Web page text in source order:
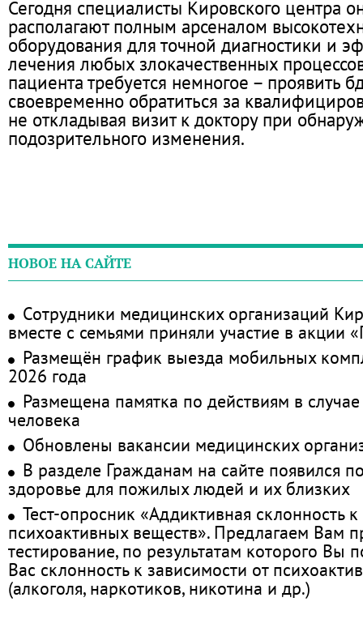
Сегодня специалисты Кировского центра
располагают полным арсеналом
оборудования для точной диагностики и
лечения любых злокачественных
пациента требуется немногое – проявить
своевременно обратиться за
не откладывая визит к доктору при
подозрительного изменения.
НОВОЕ НА САЙТЕ
Сотрудники медицинских организаций
вместе с семьями приняли участие в акции
Размещён график выезда мобильных
2026 года
Размещена памятка по действиям в
человека
Обновлены вакансии медицинских
В разделе Гражданам на сайте появился
здоровье для пожилых людей и их близких
Тест-опросник «Аддиктивная склонность
психоактивных веществ». Предлагаем Вам
тестирование, по результатам которого Вы
Вас склонность к зависимости от
(алкоголя, наркотиков, никотина и др.)